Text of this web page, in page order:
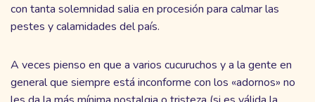
con tanta solemnidad salia en procesión para calmar las
pestes y calamidades del país.
A veces pienso en que a varios cucuruchos y a la gente en
general que siempre está inconforme con los «adornos» no